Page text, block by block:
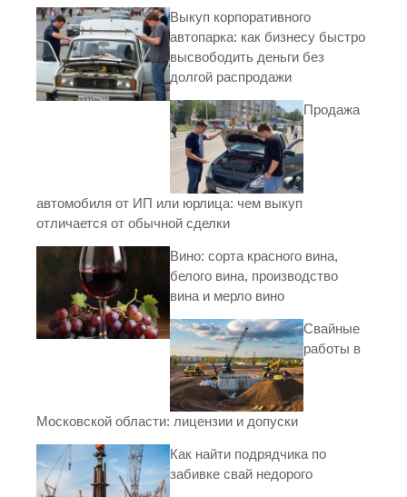
Выкуп корпоративного
автопарка: как бизнесу быстро
высвободить деньги без
долгой распродажи
Продажа
автомобиля от ИП или юрлица: чем выкуп
отличается от обычной сделки
Вино: сорта красного вина,
белого вина, производство
вина и мерло вино
Свайные
работы в
Московской области: лицензии и допуски
Как найти подрядчика по
забивке свай недорого